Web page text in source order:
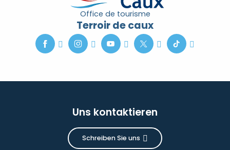
Office de tourisme
Terroir de caux
Uns kontaktieren
Schreiben Sie uns